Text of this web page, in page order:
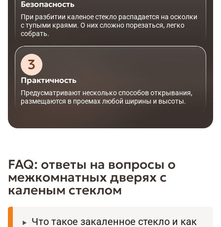
Безопасность
При разбитии каленое стекло распадается на осколки
с тупыми краями. О них сложно порезаться, легко
собрать.
Практичность
Предусматривают несколько способов открывания,
размещаются в проемах любой ширины и высоты.
FAQ: ответы на вопросы о
межкомнатных дверях с
каленым стеклом
Что такое закаленное стекло и как